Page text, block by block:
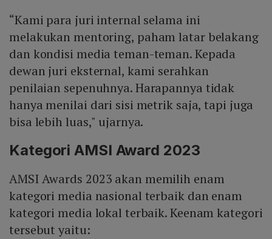
“Kami para juri internal selama ini
melakukan mentoring, paham latar belakang
dan kondisi media teman-teman. Kepada
dewan juri eksternal, kami serahkan
penilaian sepenuhnya. Harapannya tidak
hanya menilai dari sisi metrik saja, tapi juga
bisa lebih luas," ujarnya.
Kategori AMSI Award 2023
AMSI Awards 2023 akan memilih enam
kategori media nasional terbaik dan enam
kategori media lokal terbaik. Keenam kategori
tersebut yaitu: